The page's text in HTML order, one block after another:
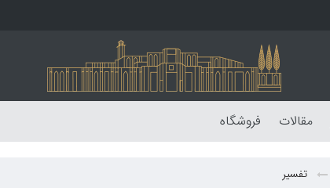
مقالات فروشگاه
تفسیر